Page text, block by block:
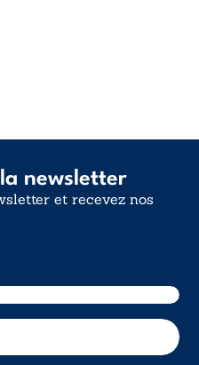
newsletter
et recevez nos